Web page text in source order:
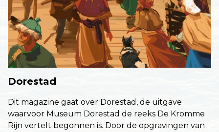
Dorestad
Dit magazine gaat over Dorestad, de uitgave
waarvoor Museum Dorestad de reeks De Kromme
Rijn vertelt begonnen is. Door de opgravingen van